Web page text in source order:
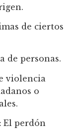
de ciertos
de personas.
violencia
o
El perdón